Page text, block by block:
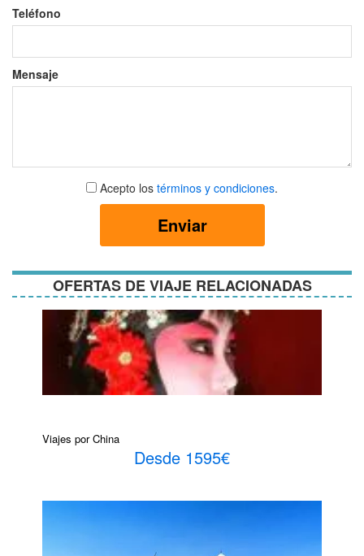
Teléfono
Mensaje
Aceptar
términos
Acepto los términos y condiciones.
Enviar
OFERTAS DE VIAJE RELACIONADAS
Viajes por China
Desde 1595€